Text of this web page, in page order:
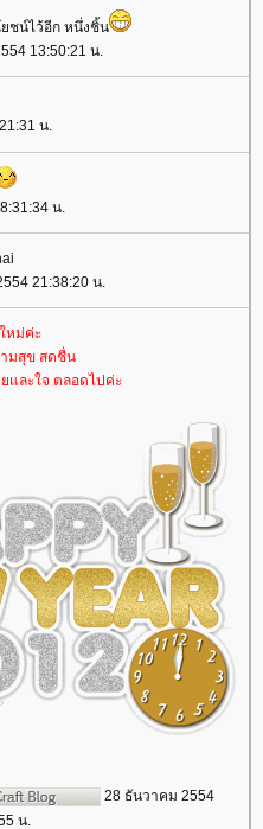
ชน์ไว้อีก หนึ่งชิ้น
13:50:21 น.
น.
น.
21:38:20 น.
หม่ค่ะ
มสุข สดชื่น
และใจ ตลอดไปค่ะ
28 ธันวาคม 2554
น.